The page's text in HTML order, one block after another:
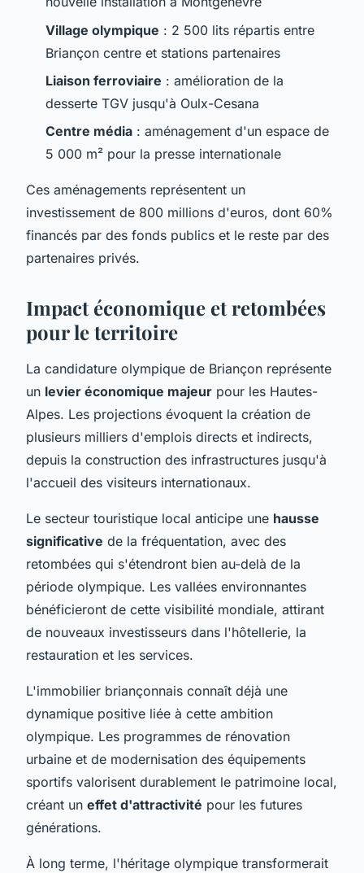
Village olympique : 2 500 lits répartis entre
Briançon centre et stations partenaires
Liaison ferroviaire : amélioration de la
desserte TGV jusqu'à Oulx-Cesana
Centre média : aménagement d'un espace de
5 000 m² pour la presse internationale
Ces aménagements représentent un
investissement de 800 millions d'euros, dont 60%
financés par des fonds publics et le reste par des
partenaires privés.
Impact économique et retombées
pour le territoire
La candidature olympique de Briançon représente
un levier économique majeur pour les Hautes-
Alpes. Les projections évoquent la création de
plusieurs milliers d'emplois directs et indirects,
depuis la construction des infrastructures jusqu'à
l'accueil des visiteurs internationaux.
Le secteur touristique local anticipe une hausse
significative de la fréquentation, avec des
retombées qui s'étendront bien au-delà de la
période olympique. Les vallées environnantes
bénéficieront de cette visibilité mondiale, attirant
de nouveaux investisseurs dans l'hôtellerie, la
restauration et les services.
L'immobilier briançonnais connaît déjà une
dynamique positive liée à cette ambition
olympique. Les programmes de rénovation
urbaine et de modernisation des équipements
sportifs valorisent durablement le patrimoine local,
créant un effet d'attractivité pour les futures
générations.
À long terme, l'héritage olympique transformerait